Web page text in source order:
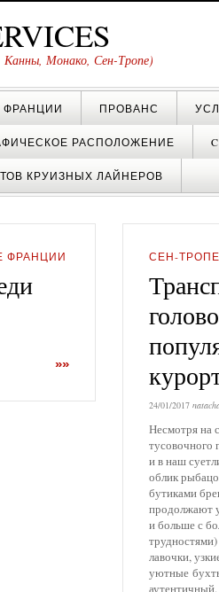
Канны, Монако, Сен-Тропе)
ЧТО ПОСЕТИТЬ ВОКРУГ
АНТИБА?
ЧТО ПОСЕТИТЬ ВОКРУГ
ГРАССА?
КАНН?
МАРСЕЛЯ?
ЧТО ПОСЕТИТЬ ВОКРУГ
ЧТО ПОСЕТИТЬ ВОКРУГ
ПРОВАНС
РАСПОЛОЖЕНИЕ
КРУИЗНЫХ ЛАЙНЕРОВ
ФРАНЦИИ
»»
СЕН-ТРОПЕ
24/01/2017
Несмотря на
тусовочного
и в наш
облик
бутиками
продолжают
и больше с
лавочки,
уютные